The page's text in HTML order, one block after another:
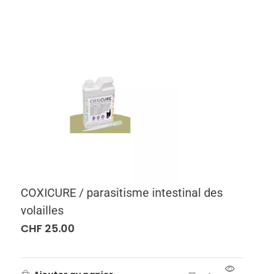
COXICURE / parasitisme intestinal des
volailles
CHF 25.00